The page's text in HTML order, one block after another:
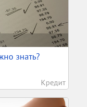
знать?
Кредит